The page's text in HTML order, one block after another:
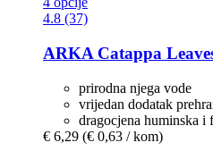
4.8 (37)
ARKA Catappa
prirodna njega vode
vrijedan dodatak
dragocjena huminska i
€ 6,29 (€ 0,63 / kom)